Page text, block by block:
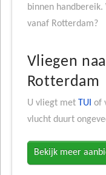
binnen
vanaf Rotterdam?
Vliegen
Rotterdam
U vliegt met TUI of
vlucht duurt
Bekijk meer